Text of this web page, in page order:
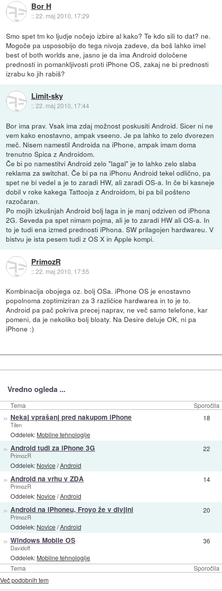
Bor H
::22. maj 2010, 17:29
Smo spet tm ko ljudje nočejo izbire al kako? Te kdo sili to dat? ne.
Mogoče pa usposobijo do tega nivoja zadeve, da boš lahko imel
best of both worlds ane, jasno je da ima Android določene
prednosti in pomankljivosti proti iPhone OS, zakaj ne bi prednosti
izrabu ko jih rabiš?
Limit-sky
::22. maj 2010, 17:44
Bor ima prav. Vsak ima zdaj možnost poskusiti Android. Sicer ni ne
vem kako enostavno, ampak vseeno. Je pa lahko to zelo dvorezen
meč. Nisem namestil Androida na iPhone, ampak imam doma
trenutno Spica z Androidom.
Če bi po namestitvi Android zelo "lagal" je to lahko zelo slaba
reklama za switchat. Če bi pa na iPhonu Android tekel odlično, pa
spet ne bi vedel a je to zaradi HW, ali zaradi OS-a. In če bi kasneje
dobil v roke kakega Tattooja z Androidom, bi pa bil pošteno
razočaran.
Po mojih izkušnjah Android bolj laga in je manj odziven od iPhona
2G. Seveda pa spet nimam pojma, ali je to zaradi HW ali OS-a. In
to je tudi ena izmed prednosti iPhona. SW prilagojen hardwareu. V
bistvu je ista pesem tudi z OS X in Apple kompi.
PrimozR
::22. maj 2010, 17:55
Kombinacija obojega oz. bolj OSa. iPhone OS je enostavno
popolnoma zoptimiziran za 3 različice hardwarea in to je to.
Android pa pač pokriva precej naprav, ne več samo telefone, kar
pomeni, da je nekoliko bolj bloaty. Na Desire deluje OK, ni pa
iPhone :)
Vredno ogleda ...
Tema Sporočila
Tema Sporočila
» Nekaj vprašanj pred nakupom iPhone
Tilen
Oddelek: Mobilne tehnologije
18
» Android tudi za iPhone 3G
PrimozR
Oddelek: Novice/Android
22
» Android na vrhu v ZDA
PrimozR
Oddelek: Novice/Android
14
» Android na iPhoneu, Froyo že v divjini
PrimozR
Oddelek: Novice/Android
20
» Windows Mobile OS
Davidoff
Oddelek: Mobilne tehnologije
36
Več podobnih tem